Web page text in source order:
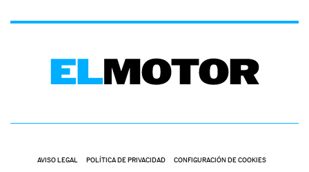
AVISO LEGAL POLÍTICA DE PRIVACIDAD CONFIGURACIÓN DE COOKIES